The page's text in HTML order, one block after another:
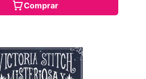
Comprar